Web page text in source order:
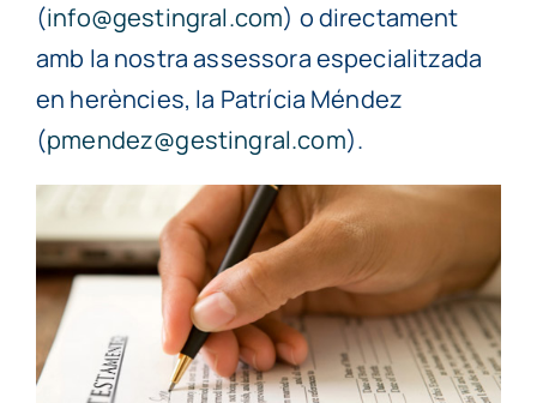
(info@gestingral.com) o directament
amb la nostra assessora especialitzada
en herències, la Patrícia Méndez
(pmendez@gestingral.com).